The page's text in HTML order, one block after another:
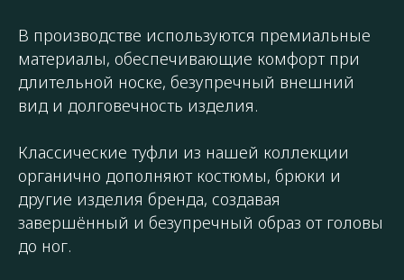
В производстве используются премиальные
материалы, обеспечивающие комфорт при
длительной носке, безупречный внешний
вид и долговечность изделия.
Классические туфли из нашей коллекции
органично дополняют костюмы, брюки и
другие изделия бренда, создавая
завершённый и безупречный образ от головы
до ног.